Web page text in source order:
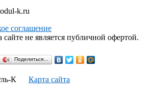
k.ru
соглашение
не является публичной офертой.
Поделиться…
К Карта сайта